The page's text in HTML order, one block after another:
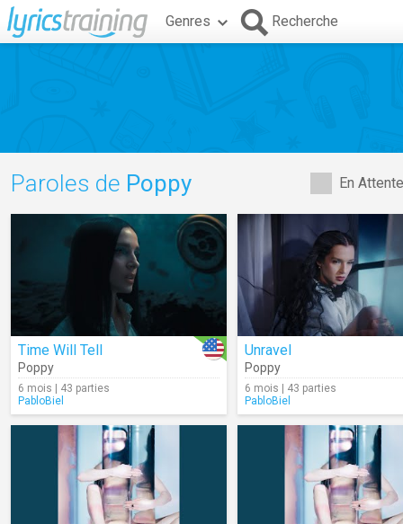
Genres Recherche
En
Paroles de Poppy
Time Will Tell
Poppy
6 mois | 43 parties
PabloBiel
Unravel
Poppy
6 mois | 43 parties
PabloBiel